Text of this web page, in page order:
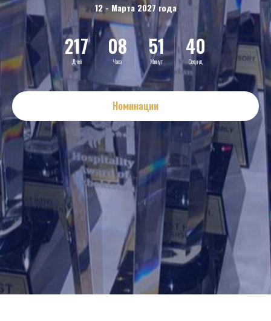
12 - Марта 2027 года
217
Дней
08
Часа
51
Минут
38
Секунд
Номинации